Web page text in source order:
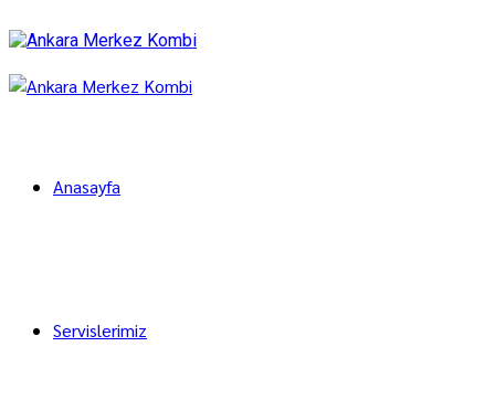
Anasayfa
Servislerimiz